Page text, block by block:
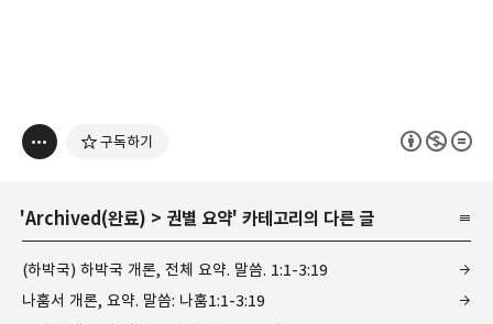
구독하기
'Archived(완료) > 권별 요약' 카테고리의 다른 글
(하박국) 하박국 개론, 전체 요약. 말씀. 1:1-3:19
나훔서 개론, 요약. 말씀: 나훔1:1-3:19